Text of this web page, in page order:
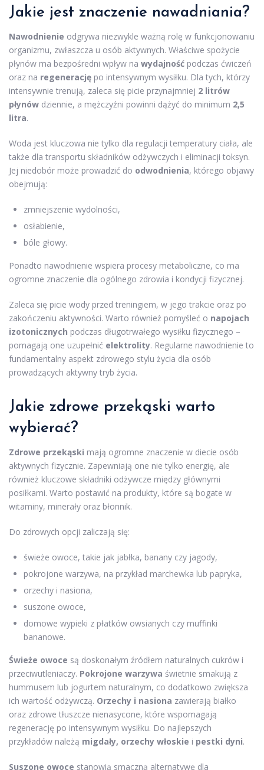
Jakie jest znaczenie nawadniania?
Nawodnienie odgrywa niezwykle ważną rolę w funkcjonowaniu
organizmu, zwłaszcza u osób aktywnych. Właściwe spożycie
płynów ma bezpośredni wpływ na wydajność podczas ćwiczeń
oraz na regenerację po intensywnym wysiłku. Dla tych, którzy
intensywnie trenują, zaleca się picie przynajmniej 2 litrów
płynów dziennie, a mężczyźni powinni dążyć do minimum 2,5
litra.
Woda jest kluczowa nie tylko dla regulacji temperatury ciała, ale
także dla transportu składników odżywczych i eliminacji toksyn.
Jej niedobór może prowadzić do odwodnienia, którego objawy
obejmują:
zmniejszenie wydolności,
osłabienie,
bóle głowy.
Ponadto nawodnienie wspiera procesy metaboliczne, co ma
ogromne znaczenie dla ogólnego zdrowia i kondycji fizycznej.
Zaleca się picie wody przed treningiem, w jego trakcie oraz po
zakończeniu aktywności. Warto również pomyśleć o napojach
izotonicznych podczas długotrwałego wysiłku fizycznego –
pomagają one uzupełnić elektrolity. Regularne nawodnienie to
fundamentalny aspekt zdrowego stylu życia dla osób
prowadzących aktywny tryb życia.
Jakie zdrowe przekąski warto
wybierać?
Zdrowe przekąski mają ogromne znaczenie w diecie osób
aktywnych fizycznie. Zapewniają one nie tylko energię, ale
również kluczowe składniki odżywcze między głównymi
posiłkami. Warto postawić na produkty, które są bogate w
witaminy, minerały oraz błonnik.
Do zdrowych opcji zaliczają się:
świeże owoce, takie jak jabłka, banany czy jagody,
pokrojone warzywa, na przykład marchewka lub papryka,
orzechy i nasiona,
suszone owoce,
domowe wypieki z płatków owsianych czy muffinki
bananowe.
Świeże owoce są doskonałym źródłem naturalnych cukrów i
przeciwutleniaczy. Pokrojone warzywa świetnie smakują z
hummusem lub jogurtem naturalnym, co dodatkowo zwiększa
ich wartość odżywczą. Orzechy i nasiona zawierają białko
oraz zdrowe tłuszcze nienasycone, które wspomagają
regenerację po intensywnym wysiłku. Do najlepszych
przykładów należą migdały, orzechy włoskie i pestki dyni.
Suszone owoce stanowią smaczną alternatywę dla